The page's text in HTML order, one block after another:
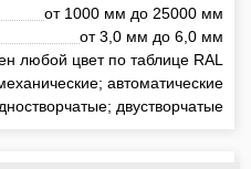
от 1000 мм до 25000 мм
от 3,0 мм до 6,0 мм
любой цвет по таблице RAL
автоматические
двустворчатые